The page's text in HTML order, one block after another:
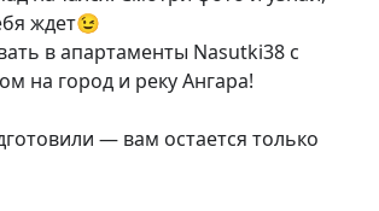
ждет😉
в апартаменты Nasutki38 с
на город и реку Ангара!
— вам остается только